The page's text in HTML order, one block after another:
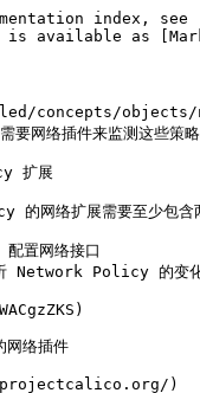
index,
is available as
objects/network-
网络插件来监测这些策
扩展
网络扩展需要至少包含
置网络接口
Policy 的变化
络插件
)